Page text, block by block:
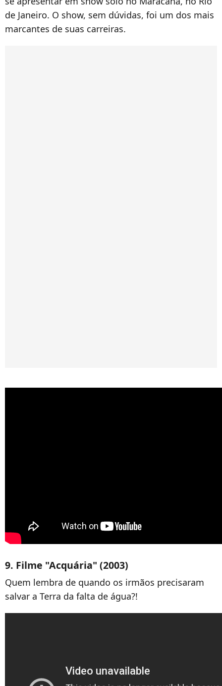
de Janeiro. O show, sem dúvidas, foi um dos mais
marcantes de suas carreiras.
9. Filme "Acquária" (2003)
Quem lembra de quando os irmãos precisaram
salvar a Terra da falta de água?!